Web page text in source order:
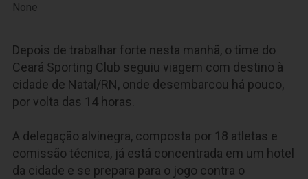
None
Depois de trabalhar forte nesta manhã, o time do
Ceará Sporting Club seguiu viagem com destino à
cidade de Natal/RN, onde desembarcou há pouco,
por volta das 14 horas.
A delegação alvinegra, composta por 18 atletas e
comissão técnica, já está concentrada em um hotel
da cidade e se prepara para o jogo contra o